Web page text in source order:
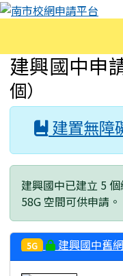
跳至主內容區
南市校網申請
主內容區域
建興國中申
個）
建置無障
建興國中已建立 5
58G 空間可供申請。
5G 建興國中舊
頁尾區域